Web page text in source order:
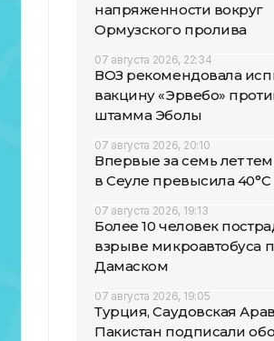
напряженности вокруг
Ормузского пролива
07 августа 2026, 22:34
ВОЗ рекомендовала
вакцину «Эрвебо»
штамма Эболы
07 августа 2026, 20:10
Впервые за семь лет
в Сеуле превысила 40°C
07 августа 2026, 19:13
Более 10 человек
взрыве микроавтобуса
Дамаском
07 августа 2026, 19:05
Турция, Саудовская
Пакистан подписали